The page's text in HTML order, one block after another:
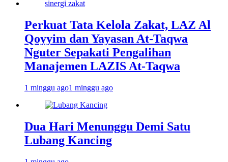
Perkuat Tata Kelola Zakat, LAZ Al
Qoyyim dan Yayasan At-Taqwa
Nguter Sepakati Pengalihan
Manajemen LAZIS At-Taqwa
1 minggu ago1 minggu ago
Dua Hari Menunggu Demi Satu
Lubang Kancing